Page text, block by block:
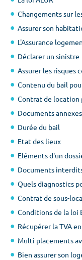
Type de location
Votre date d'entrée
Changements sur
Assurer son
L'Assurance
Déclarer un sinistre
Assurer les risques
Contenu du bail
Contrat de location
Documents
Durée du bail
Etat des lieux
Eléments d'un
Documents
Quels diagnostics
Contrat de sous-
Conditions de la loi
Récupérer la TVA
Multi placements
Bien assurer son